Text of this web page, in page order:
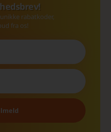
rabatkoder,
fra os!